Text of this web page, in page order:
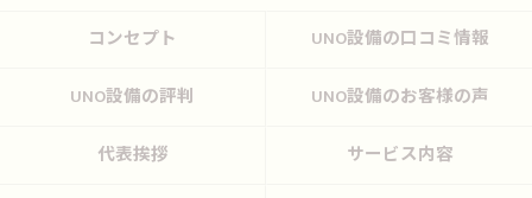
コンセプト UNO設備の口コミ情報
UNO設備の評判 UNO設備のお客様の声
代表挨拶 サービス内容